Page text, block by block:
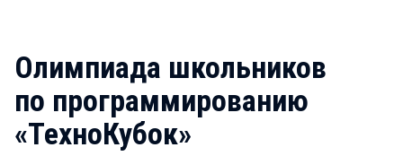
Олимпиада школьников
по программированию
«ТехноКубок»